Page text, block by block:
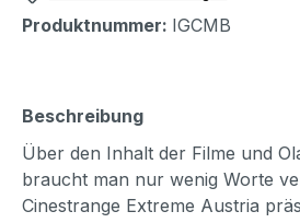
Produktnummer: IGCMB
Beschreibung
Über den Inhalt der Filme und
braucht man nur wenig Worte
Cinestrange Extreme Austria